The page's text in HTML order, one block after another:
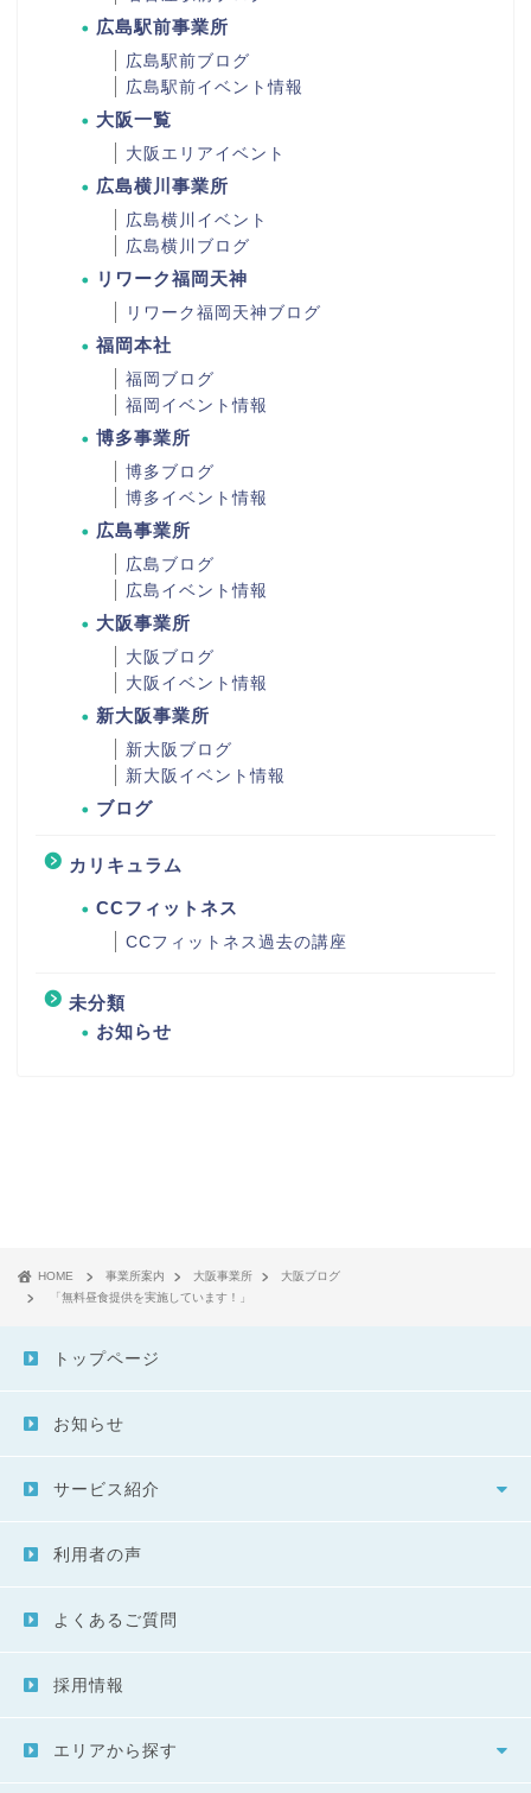
広島駅前事業所
広島駅前ブログ
広島駅前イベント情報
大阪一覧
大阪エリアイベント
広島横川事業所
広島横川イベント
広島横川ブログ
リワーク福岡天神
リワーク福岡天神ブログ
福岡本社
福岡ブログ
福岡イベント情報
博多事業所
博多ブログ
博多イベント情報
広島事業所
広島ブログ
広島イベント情報
大阪事業所
大阪ブログ
大阪イベント情報
新大阪事業所
新大阪ブログ
新大阪イベント情報
ブログ
カリキュラム
CCフィットネス
CCフィットネス過去の講座
未分類
お知らせ
HOME 事業所案内 大阪事業所
大阪ブログ
「無料昼食提供を実施しています！」
トップページ
お知らせ
サービス紹介
利用者の声
よくあるご質問
採用情報
エリアから探す